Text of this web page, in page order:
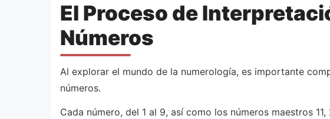
El Proceso de
Números
Al explorar el mundo de la numerología, es importante
números.
Cada número, del 1 al 9, así como los números maestros